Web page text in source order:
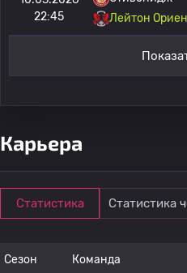
22:45
Лейтон
Карьера
Статистика Статистика
Сезон Команда